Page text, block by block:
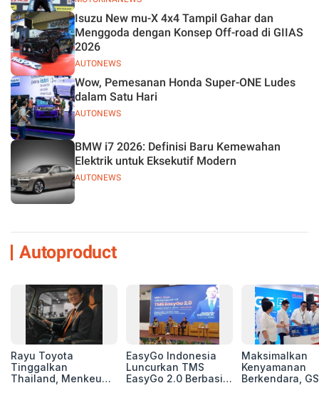
AUTONEWS
Isuzu New mu-X 4x4 Tampil Gahar dan
Menggoda dengan Konsep Off-road di GIIAS
2026
AUTONEWS
Wow, Pemesanan Honda Super-ONE Ludes
dalam Satu Hari
AUTONEWS
BMW i7 2026: Definisi Baru Kemewahan
Elektrik untuk Eksekutif Modern
Autoproduct
Rayu Toyota
Tinggalkan
Thailand, Menkeu
EasyGo Indonesia
Luncurkan TMS
EasyGo 2.0 Berbasis
Maksimalkan
Kenyamanan
Berkendara,